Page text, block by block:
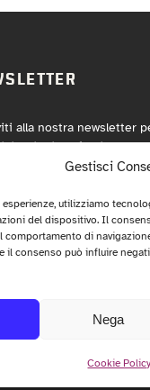
Gestisci
utilizziamo
del dispositivo. Il
comportamento di
il consenso può influire
Nega
Cookie Policy
alla nostra newsletter
sul festival!